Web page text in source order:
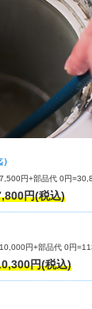
管・銅
え)
戻し作
まで）
事/3ｍ超
戻し作業）
まで）
清掃・修
軽作業）
・清掃・修
中作業）
・清掃・修
（重作業）
ッキ
円+部品代 0円
円(税込)
円+部品代 0円
円(税込)